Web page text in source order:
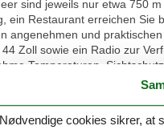
sind jeweils nur etwa 750
ein Restaurant erreichen Sie
angenehmen und
Zoll sowie ein Radio zur
Temperaturen.
ausgerichtet
Küchenutensilien,
Zusätzlich stehen unter
Garten mit
Nødvendige cookies sikrer, at